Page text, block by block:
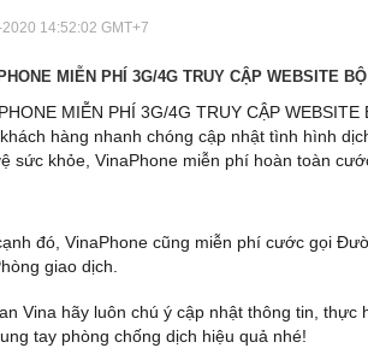
14:52:02 GMT+7
MIỄN PHÍ 3G/4G TRUY CẬP WEBSITE
MIỄN PHÍ 3G/4G TRUY CẬP WEBSITE
hàng nhanh chóng cập nhật tình hình
sức khỏe, VinaPhone miễn phí hoàn toàn
đó, VinaPhone cũng miễn phí cước gọi
giao dịch.
Vina hãy luôn chú ý cập nhật thông tin,
tay phòng chống dịch hiệu quả nhé!